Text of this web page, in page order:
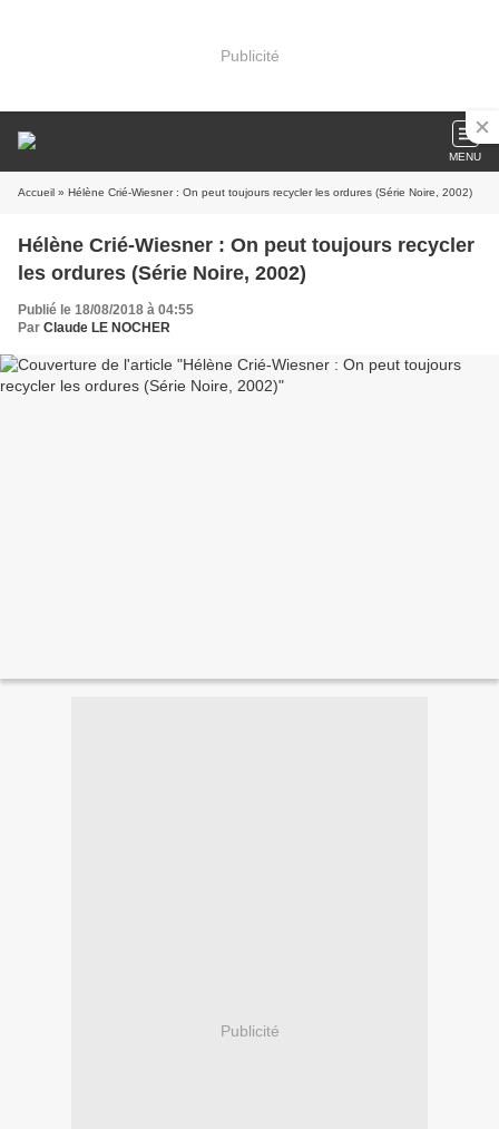
Publicité
MENU
Accueil » Hélène Crié-Wiesner : On peut toujours recycler les ordures (Série Noire, 2002)
Hélène Crié-Wiesner : On peut toujours recycler
les ordures (Série Noire, 2002)
Publié le 18/08/2018 à 04:55
Par Claude LE NOCHER
Publicité